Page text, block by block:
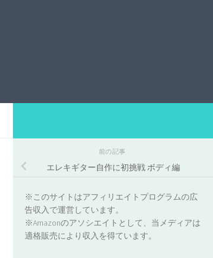
前の記事
エレキギター自作に初挑戦 ボディ編
※このサイトはアフィリエイトプログラムの広
告収入で運営しています。
※Amazonのアソシエイトとして、当メディアは
適格販売により収入を得ています。